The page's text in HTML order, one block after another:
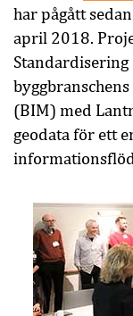
har pågått
april 2018.
(BIM) med
geodata för ett